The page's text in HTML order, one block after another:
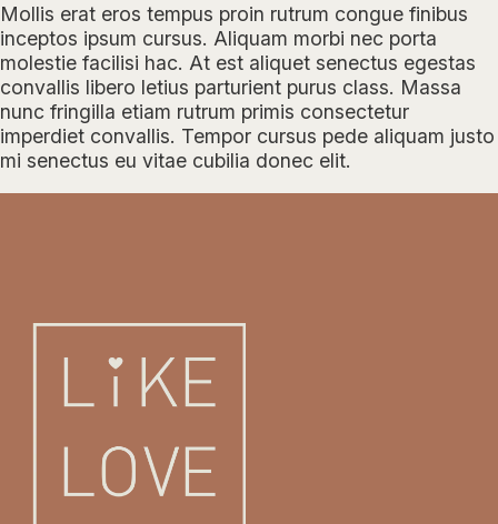
Mollis erat eros tempus proin rutrum congue finibus
inceptos ipsum cursus. Aliquam morbi nec porta
molestie facilisi hac. At est aliquet senectus egestas
convallis libero letius parturient purus class. Massa
nunc fringilla etiam rutrum primis consectetur
imperdiet convallis. Tempor cursus pede aliquam justo
mi senectus eu vitae cubilia donec elit.